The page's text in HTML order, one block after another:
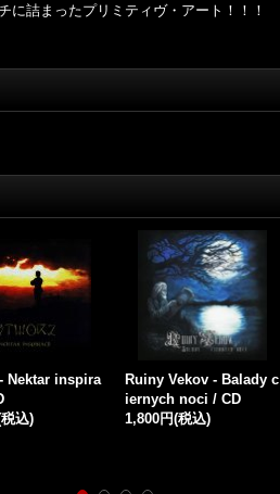
に詰まったプリミティヴ・アート！！！
Dark Moonlig
CD
込)
Suicidal Forest - The C
hronicles / CD
1,600円(税込)